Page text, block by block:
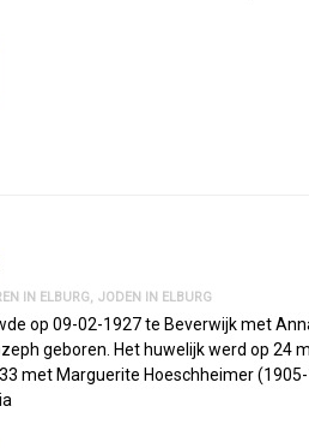
IN ELBURG, JODEN IN ELBURG
op 09-02-1927 te Beverwijk met
geboren. Het huwelijk werd op 24
met Marguerite Hoeschheimer